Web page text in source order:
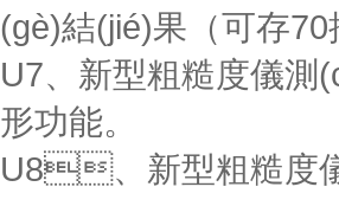
(gè)結(jié)果（可存70批次
U7、新型粗糙度儀測
形功能。
U8、新型粗糙度